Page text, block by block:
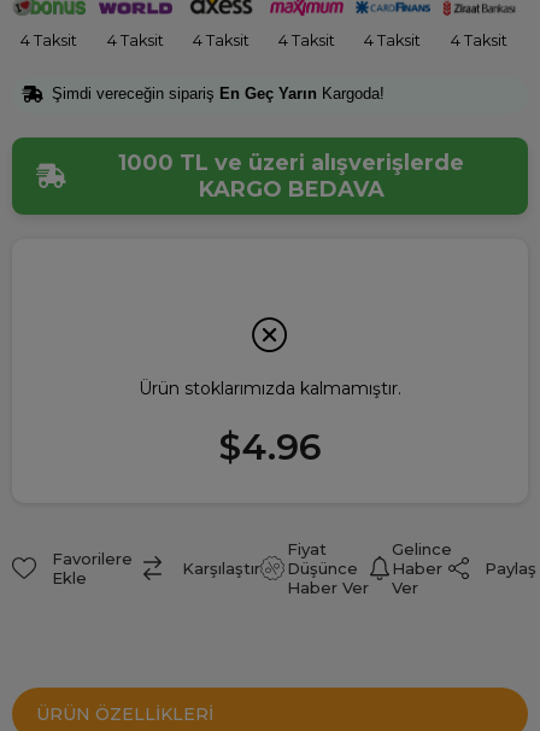
4 Taksit 4 Taksit 4 Taksit 4 Taksit 4 Taksit 4 Taksit
Şimdi vereceğin sipariş En Geç Yarın Kargoda!
1000 TL ve üzeri alışverişlerde
KARGO BEDAVA
Ürün stoklarımızda kalmamıştır.
$4.96
Favorilere
Ekle
Karşılaştır
Fiyat
Düşünce
Haber Ver
Gelince
Haber
Ver
Paylaş
ÜRÜN ÖZELLIKLERI